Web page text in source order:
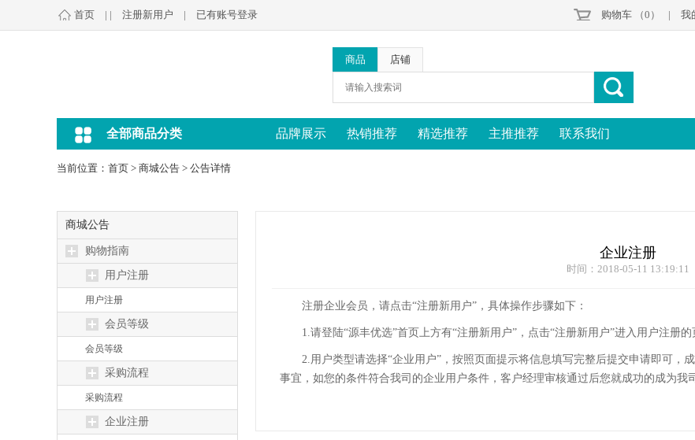
购物车 （0） | 我
首页 | | 注册新用户 | 已有账号登录
商品 店铺
全部商品分类 品牌展示 热销推荐 精选推荐 主推推荐 联系我们
当前位置： 首页 > 商城公告 > 公告详情
商城公告
购物指南
用户注册
用户注册
会员等级
会员等级
采购流程
采购流程
企业注册
企业注册
时间：2018-05-11 13:19:11
注册企业会员，请点击“注册新用户”，具体操作步骤如下：
1.请登陆“源丰优选”首页上方有“注册新用户”，点击“注册新用户”进入用户注册的
2.用户类型请选择“企业用户”，按照页面提示将信息填写完整后提交申请即可，
事宜，如您的条件符合我司的企业用户条件，客户经理审核通过后您就成功的成为我